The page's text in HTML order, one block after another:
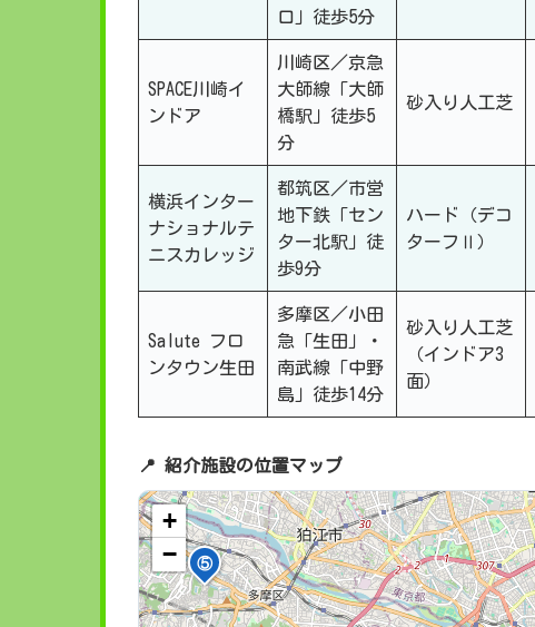
口」徒歩5分
SPACE川崎イ
ンドア
川崎区／京急
大師線「大師
橋駅」徒歩5
分
砂入り人工芝
横浜インター
ナショナルテ
ニスカレッジ
都筑区／市営
地下鉄「セン
ター北駅」徒
歩9分
ハード（デコ
ターフⅡ）
Salute フロ
ンタウン生田
多摩区／小田
急「生田」・
南武線「中野
島」徒歩14分
砂入り人工芝
（インドア3
面）
📍 紹介施設の位置マップ
⑤
+
−